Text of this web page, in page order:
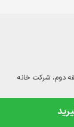
از حسینیه ارشاد، کوی کامیار، پلاک 17، طبقه دوم، شرکت خانه